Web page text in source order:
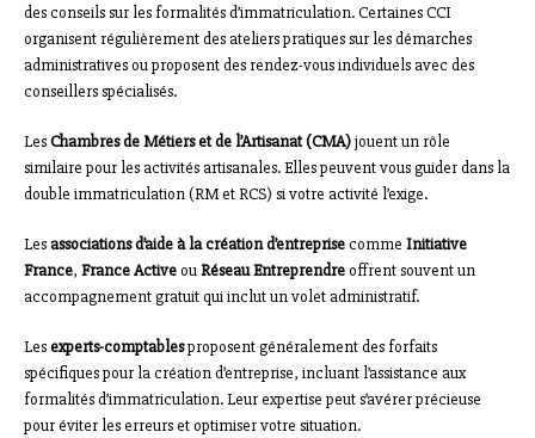
des conseils sur les formalités d’immatriculation. Certaines CCI
organisent régulièrement des ateliers pratiques sur les démarches
administratives ou proposent des rendez-vous individuels avec des
conseillers spécialisés.
LesChambres de Métiers et de l’Artisanat (CMA)jouent un rôle
similaire pour les activités artisanales. Elles peuvent vous guider dans la
double immatriculation (RM et RCS) si votre activité l’exige.
Lesassociations d’aide à la création d’entreprisecomme Initiative
France, France ActiveouRéseau Entreprendreoffrent souvent un
accompagnement gratuit qui inclut un volet administratif.
Lesexperts-comptablesproposent généralement des forfaits
spécifiques pour la création d’entreprise, incluant l’assistance aux
formalités d’immatriculation. Leur expertise peut s’avérer précieuse
pour éviter les erreurs et optimiser votre situation.